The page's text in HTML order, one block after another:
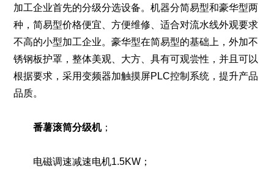
加工企业首先的分级分选设备。机器分简易型和豪华型两
种，简易型价格便宜、方便维修、适合对流水线外观要求
不高的小型加工企业。豪华型在简易型的基础上，外加不
锈钢板护罩，整体美观、大方、具有可观尝性，并且可以
根据要求，采用变频器加触摸屏PLC控制系统，提升产品
品质。
番薯滚筒分级机；
电磁调速减速电机1.5KW；